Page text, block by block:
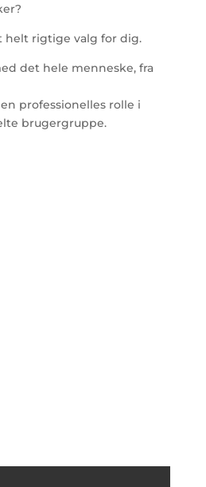
helt rigtige valg for dig.
det hele menneske, fra
professionelles rolle i
brugergruppe.